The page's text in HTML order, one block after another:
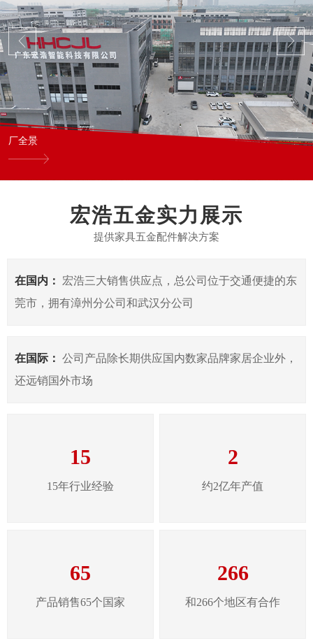
厂全景
宏浩五金实力展示
提供家具五金配件解决方案
在国内：
宏浩三大销售供应点，总公司位于交通便捷的东
莞市，拥有漳州分公司和武汉分公司
在国际： 公司产品除长期供应国内数家品牌家居企业外，
还远销国外市场
15
15年行业经验
2
约2亿年产值
65
产品销售65个国家
266
和266个地区有合作